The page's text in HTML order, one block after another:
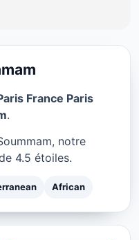
France Paris
.
notre
4.5 étoiles.
African